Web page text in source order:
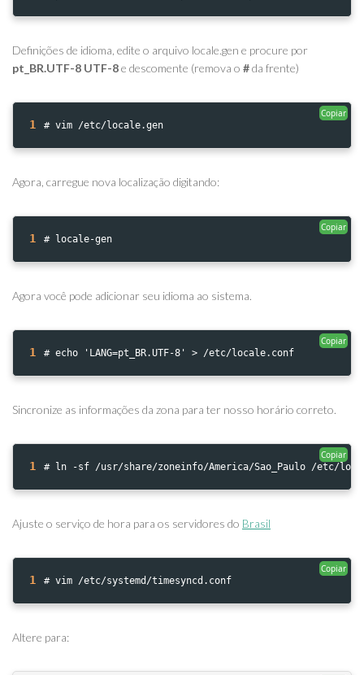
Definições de idioma, edite o arquivo locale.gen e procure por
pt_BR.UTF-8 UTF-8e descomente (remova o #da frente)
1 # vim /etc/locale.gen
Copiar
Agora, carregue nova localização digitando:
1 # locale-gen
Copiar
Agora você pode adicionar seu idioma ao sistema.
1 # echo 'LANG=pt_BR.UTF-8' > /etc/locale.conf
Copiar
Sincronize as informações da zona para ter nosso horário correto.
1 # ln -sf /usr/share/zoneinfo/America/Sao_Paulo /etc/
Copiar
Ajuste o serviço de hora para os servidores do Brasil
1 # vim /etc/systemd/timesyncd.conf
Copiar
Altere para: